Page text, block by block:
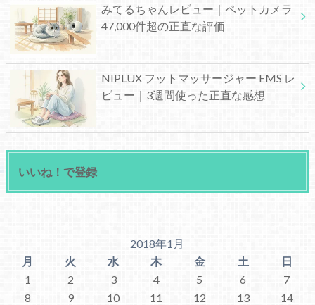
みてるちゃんレビュー｜ペットカメラ
47,000件超の正直な評価
NIPLUX フットマッサージャー EMS レ
ビュー｜3週間使った正直な感想
いいね！で登録
2018年1月
月
火 水 木 金 土
日
1
2 3 4 5 6
7
8
9 10 11 12 13
14